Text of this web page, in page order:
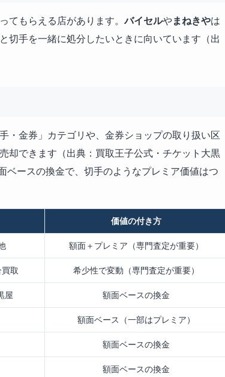
てもらえる店があります。バイセルやまねきやは
切手を一緒に処分したいときに向いています（出
・金券」カテゴリや、金券ショップの取り扱い区
却できます（出典：買取王子公式・チケット大黒
ベースの換金で、切手のようなプレミア価値はつ
価値の付き方
額面＋プレミア（専門査定が重要）
取 希少性で変動（専門査定が重要）
屋 額面ベースの換金
額面ベース（一部はプレミア）
額面ベースの換金
額面ベースの換金